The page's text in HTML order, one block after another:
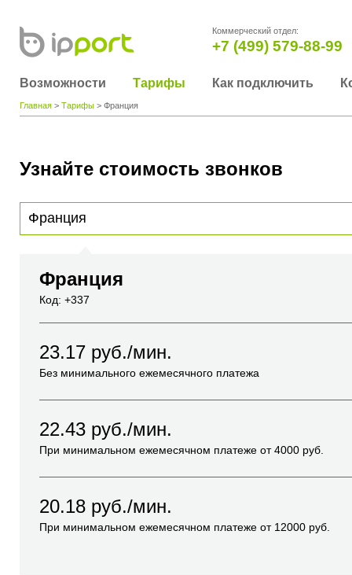
Коммерческий отдел:
+7 (499) 579-88-99
Возможности Тарифы Как подключить
Главная > Тарифы > Франция
Узнайте стоимость звонков
Франция
Код: +337
23.17 руб./мин.
Без минимального ежемесячного платежа
22.43 руб./мин.
При минимальном ежемесячном платеже от4000 руб.
20.18 руб./мин.
При минимальном ежемесячном платеже от 12000 руб.